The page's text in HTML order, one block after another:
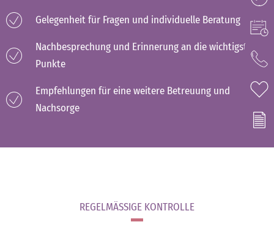
Gelegenheit für Fragen und individuelle Beratung
Nachbesprechung und Erinnerung an die wichtigsten
Punkte
Empfehlungen für eine weitere Betreuung und
Nachsorge
REGELMÄSSIGE KONTROLLE